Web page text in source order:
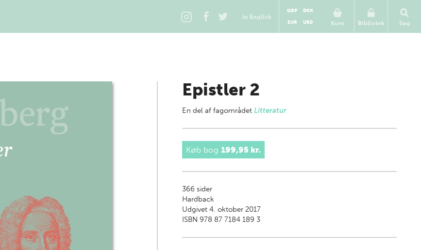
In English
Kurv
GBP
DKK
EUR
USD Bibliotek Søg
Epistler 2
En del af fagområdet Litteratur
Køb bog 199,95 kr.
366 sider
Hardback
Udgivet 4. oktober 2017
ISBN 978 87 7184 189 3